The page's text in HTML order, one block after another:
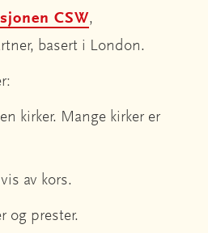
CSW,
basert i London.
kirker. Mange kirker er
av kors.
og prester.